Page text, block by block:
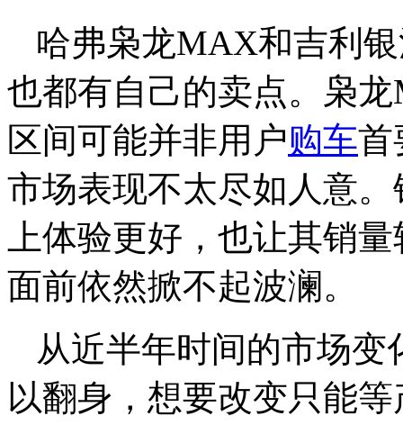
哈弗枭龙MAX和吉利
也都有自己的卖点。枭
区间可能并非用户购车首
市场表现不太尽如人意
上体验更好，也让其销
面前依然掀不起波澜。
从近半年时间的市场
以翻身，想要改变只能